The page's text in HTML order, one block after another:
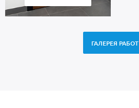
ГАЛЕРЕЯ РАБОТ